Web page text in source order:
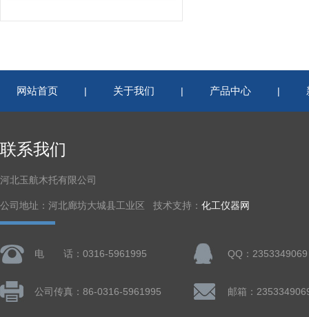
网站首页 | 关于我们 | 产品中心 |
联系我们
河北玉航木托有限公司
公司地址：河北廊坊大城县工业区 技术支持： 化工仪器网
电 话：0316-5961995 QQ：2353349069
公司传真：86-0316-5961995 邮箱：